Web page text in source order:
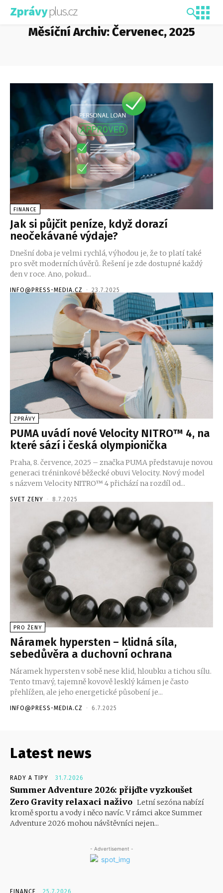
Zprávyplus.cz
Měsíční Archiv: Červenec, 2025
FINANCE
Jak si půjčit peníze, když dorazí
neočekávané výdaje?
Dnešní doba je velmi rychlá, výhodou je, že to platí také
pro svět moderních úvěrů. Řešení je zde dostupné každý
den v roce. Ano, pokud...
INFO@PRESS-MEDIA.CZ - 23.7.2025
ZPRÁVY
PUMA uvádí nové Velocity NITRO™ 4, na
které sází i česká olympionička
Praha, 8. července, 2025 – značka PUMA představuje novou
generaci tréninkové běžecké obuvi Velocity. Nový model
s názvem Velocity NITRO™ 4 přichází na rozdíl od...
SVET ZENY - 8.7.2025
PRO ŽENY
Náramek hypersten – klidná síla,
sebedůvěra a duchovní ochrana
Náramek hypersten v sobě nese klid, hloubku a tichou sílu.
Tento tmavý, tajemně kovově lesklý kámen je často
přehlížen, ale jeho energetické působení je...
INFO@PRESS-MEDIA.CZ - 6.7.2025
Latest news
RADY A TIPY 31.7.2026
Summer Adventure 2026: přijďte vyzkoušet
Zero Gravity relaxaci naživo Letní sezóna nabízí
kromě sportu a vody i něco navíc. V rámci akce Summer
Adventure 2026 mohou návštěvníci nejen...
- Advertisement -